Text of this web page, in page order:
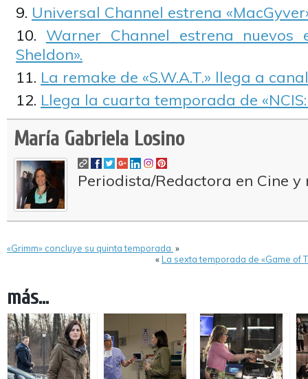
Universal Channel estrena
Warner Channel estrena nuevos
Sheldon».
La remake de «S.W.A.T.» llega a
Llega la cuarta temporada de
María Gabriela Losino
Periodista/Redactora en Cine y
«Grimm» concluye su quinta temporada. »
«La sexta temporada de «Game of
más...